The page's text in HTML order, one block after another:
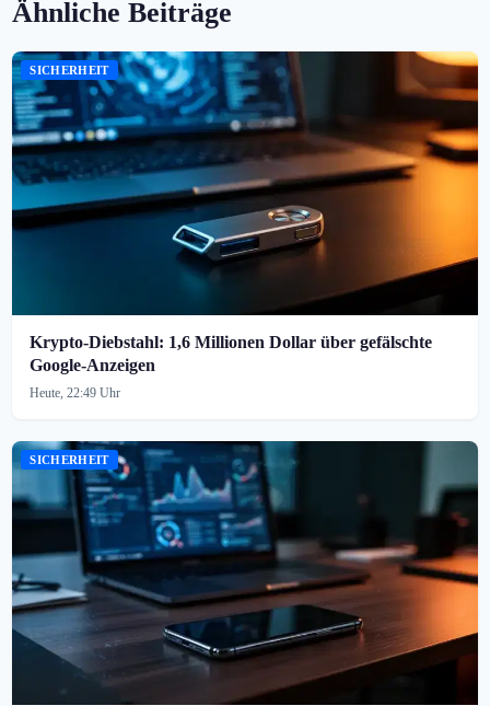
Ähnliche Beiträge
SICHERHEIT
Krypto-Diebstahl: 1,6 Millionen Dollar über gefälschte
Google-Anzeigen
Heute, 22:49 Uhr
SICHERHEIT